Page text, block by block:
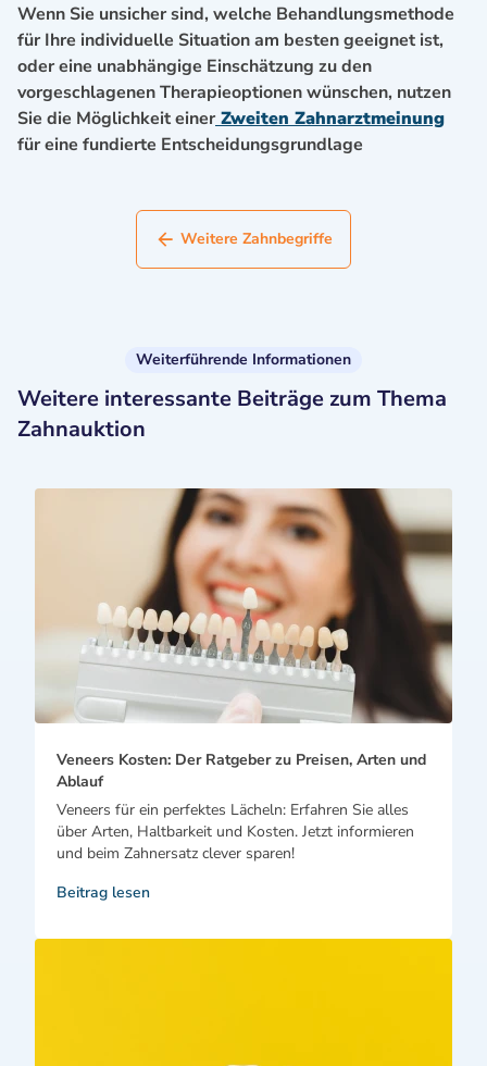
Wenn Sie unsicher sind, welche Behandlungsmethode
für Ihre individuelle Situation am besten geeignet ist,
oder eine unabhängige Einschätzung zu den
vorgeschlagenen Therapieoptionen wünschen, nutzen
Sie die Möglichkeit einer Zweiten Zahnarztmeinung
für eine fundierte Entscheidungsgrundlage
Weitere Zahnbegriffe
Weiterführende Informationen
Weitere interessante Beiträge zum Thema
Zahnauktion
Veneers Kosten: Der Ratgeber zu Preisen, Arten und
Ablauf
Veneers für ein perfektes Lächeln: Erfahren Sie alles
über Arten, Haltbarkeit und Kosten. Jetzt informieren
und beim Zahnersatz clever sparen!
Beitrag lesen